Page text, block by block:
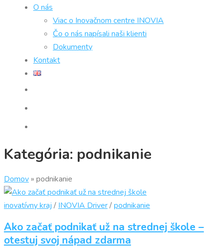
O nás
Viac o Inovačnom centre INOVIA
Čo o nás napísali naši klienti
Dokumenty
Kontakt
Kategória: podnikanie
Domov » podnikanie
inovatívny kraj / INOVIA Driver/podnikanie
Ako začať podnikať už na strednej škole –
otestuj svoj nápad zdarma